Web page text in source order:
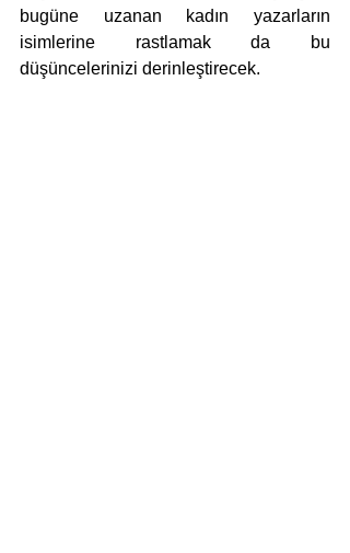
bugüne uzanan kadın yazarların
isimlerine rastlamak da bu
düşüncelerinizi derinleştirecek.